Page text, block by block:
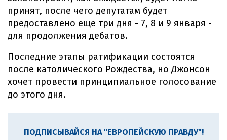
принят, после чего депутатам будет
предоставлено еще три дня - 7, 8 и 9 января -
для продолжения дебатов.
Последние этапы ратификации состоятся
после католического Рождества, но Джонсон
хочет провести принципиальное голосование
до этого дня.
ПОДПИСЫВАЙСЯ НА "ЕВРОПЕЙСКУЮ ПРАВДУ"!